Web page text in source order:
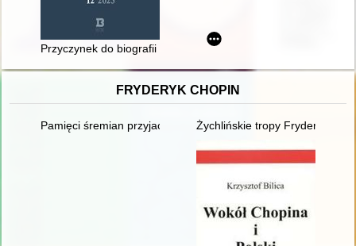
Przyczynek do biografii rodziny Durunczów = A contribution
FRYDERYK CHOPIN
Pamięci śremian przyjaciół Fryderyka Chopina oraz
Żychlińskie tropy Fryderyka